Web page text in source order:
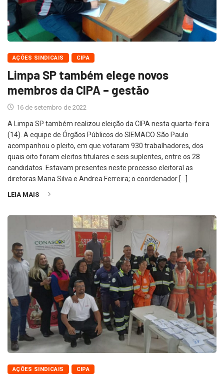
AÇÕES SINDICAIS CIPA
Limpa SP também elege novos
membros da CIPA – gestão
16 de setembro de 2022
A Limpa SP também realizou eleição da CIPA nesta quarta-feira
(14). A equipe de Órgãos Públicos do SIEMACO São Paulo
acompanhou o pleito, em que votaram 930 trabalhadores, dos
quais oito foram eleitos titulares e seis suplentes, entre os 28
candidatos. Estavam presentes neste processo eleitoral as
diretoras Maria Silva e Andrea Ferreira; o coordenador […]
LEIA MAIS
AÇÕES SINDICAIS CIPA